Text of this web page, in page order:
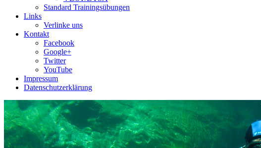
Standard Trainingsübungen
Links
Verlinke uns
Kontakt
Facebook
Google+
Twitter
YouTube
Impressum
Datenschutzerklärung
Das Sidemount-Forum ist auf ein
https://www.sidemount-forum.com